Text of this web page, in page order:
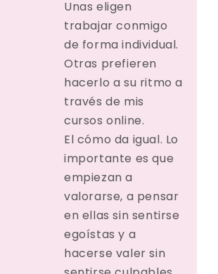
Unas eligen
trabajar conmigo
de forma individual.
Otras prefieren
hacerlo a su ritmo a
través de mis
cursos online.
El cómo da igual. Lo
importante es que
empiezan a
valorarse, a pensar
en ellas sin sentirse
egoístas y a
hacerse valer sin